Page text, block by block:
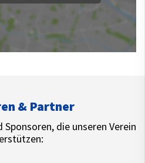
& Partner
Sponsoren, die unseren Verein